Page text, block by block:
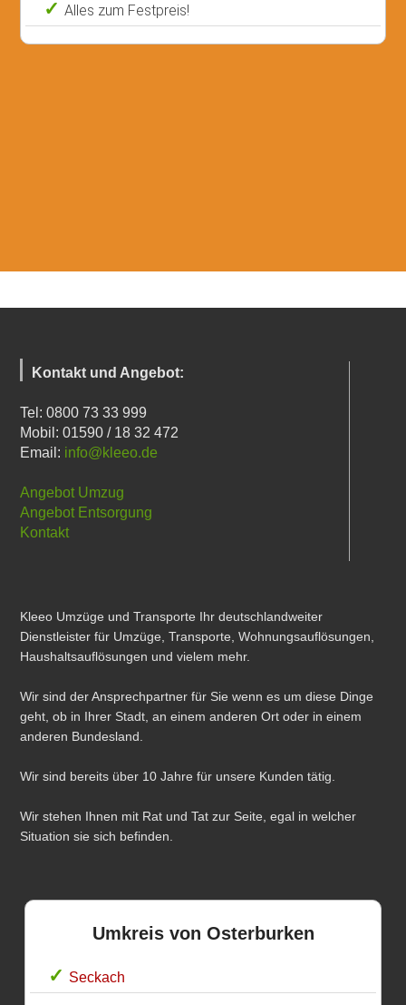
Alles zum Festpreis!
Kontakt und Angebot:
Tel: 0800 73 33 999
Mobil: 01590 / 18 32 472
Email: info@kleeo.de
Angebot Umzug
Angebot Entsorgung
Kontakt
Kleeo Umzüge und Transporte Ihr deutschlandweiter
Dienstleister für Umzüge, Transporte, Wohnungsauflösungen,
Haushaltsauflösungen und vielem mehr.
Wir sind der Ansprechpartner für Sie wenn es um diese Dinge
geht, ob in Ihrer Stadt, an einem anderen Ort oder in einem
anderen Bundesland.
Wir sind bereits über 10 Jahre für unsere Kunden tätig.
Wir stehen Ihnen mit Rat und Tat zur Seite, egal in welcher
Situation sie sich befinden.
Umkreis von Osterburken
Seckach